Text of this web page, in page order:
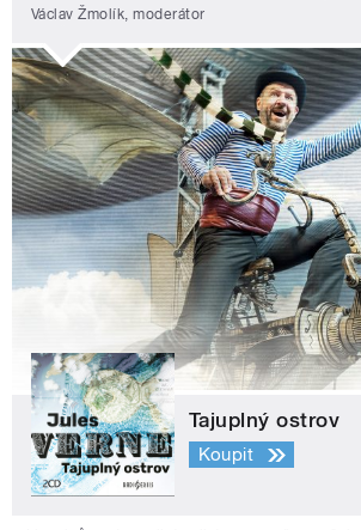
Václav Žmolík, moderátor
Tajuplný ostrov
Koupit